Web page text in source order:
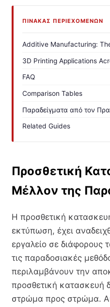
ΠΊΝΑΚΑΣ ΠΕΡΙΕΧΟΜΈΝΩΝ
Additive Manufacturing:
3D Printing Applications
FAQ
Comparison Tables
Παραδείγματα από τον
Related Guides
Προσθετική
Μέλλον της
Η προσθετική
εκτύπωση, έχει
εργαλείο σε διάφορους
τις παραδοσιακές
περιλαμβάνουν την
προσθετική κατασκευή
στρώμα προς στρώμα.